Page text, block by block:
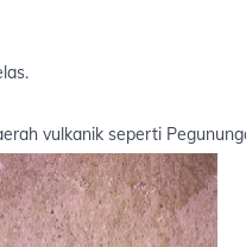
vulkanik seperti